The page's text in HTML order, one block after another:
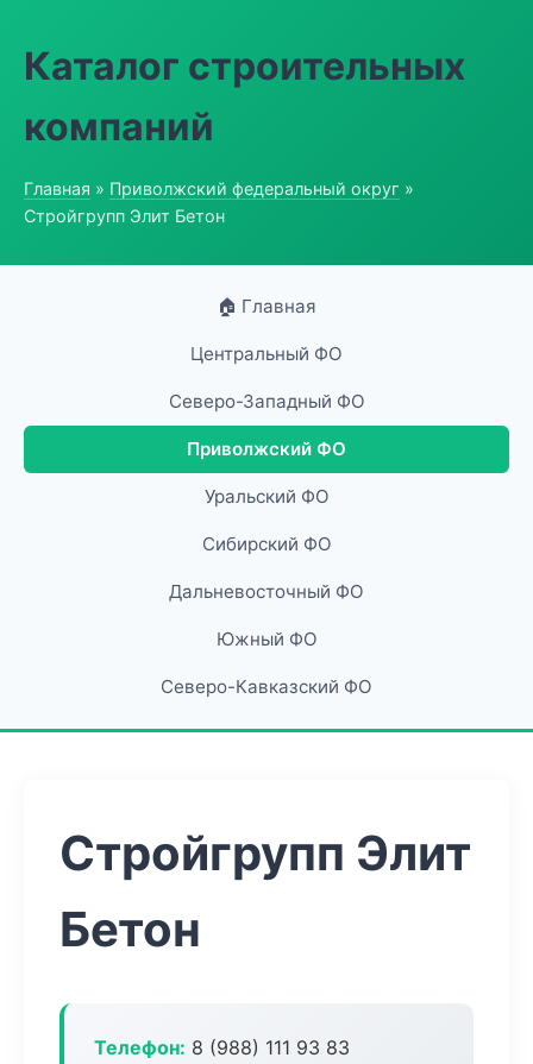
Каталог строительных
компаний
Главная » Приволжский федеральный округ »
Стройгрупп Элит Бетон
🏠 Главная
Центральный ФО
Северо-Западный ФО
Приволжский ФО
Уральский ФО
Сибирский ФО
Дальневосточный ФО
Южный ФО
Северо-Кавказский ФО
Стройгрупп Элит
Бетон
Телефон: 8 (988) 111 93 83